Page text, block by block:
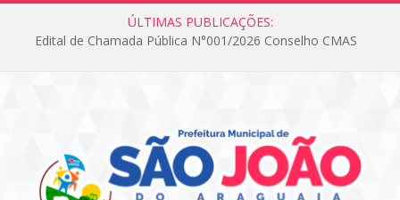
ÚLTIMAS PUBLICAÇÕES:
Edital de Chamada Pública N°001/2026 Conselho CMAS